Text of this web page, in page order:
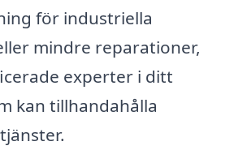
för industriella
mindre reparationer,
experter i ditt
kan tillhandahålla